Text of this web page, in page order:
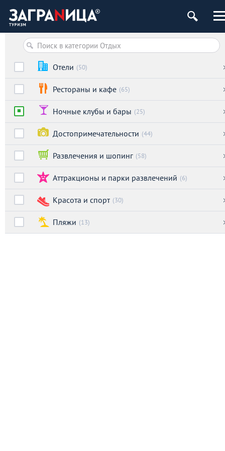
Отели (50)
Рестораны и кафе (65)
Ночные клубы и бары (25)
Достопримечательности (44)
Развлечения и шопинг (58)
Аттракционы и парки развлечений (6)
Красота и спорт (30)
Пляжи (13)